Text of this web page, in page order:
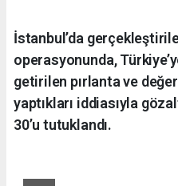
İstanbul’da
operasyonunda,
getirilen pırlanta ve
yaptıkları iddiasıyla
30’u tutuklandı.